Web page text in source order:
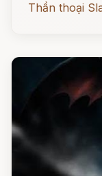
Thần thoại